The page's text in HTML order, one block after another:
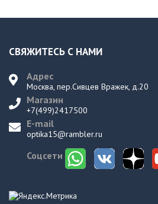
СВЯЖИТЕСЬ С НАМИ
Адрес
Москва, пер.Сивцев Вражек, д.20
Магазин
+7(499)2417500
E-mail
optika15@rambler.ru
Соцсети